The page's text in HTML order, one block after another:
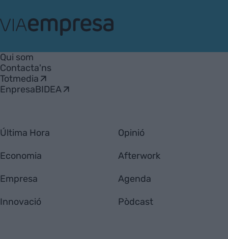
Empresa
Qui som
Contacta'ns
Totmedia
EnpresaBIDEA
Última Hora
Economia
Empresa
Innovació
Opinió
Afterwork
Agenda
Pòdcast